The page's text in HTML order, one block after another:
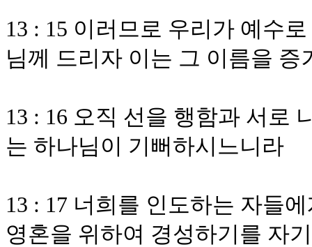
13 : 15 이러므로 우리가 예수
님께 드리자 이는 그 이름을
13 : 16 오직 선을 행함과 서로
는 하나님이 기뻐하시느니라
13 : 17 너희를 인도하는 자들
영혼을 위하여 경성하기를 자